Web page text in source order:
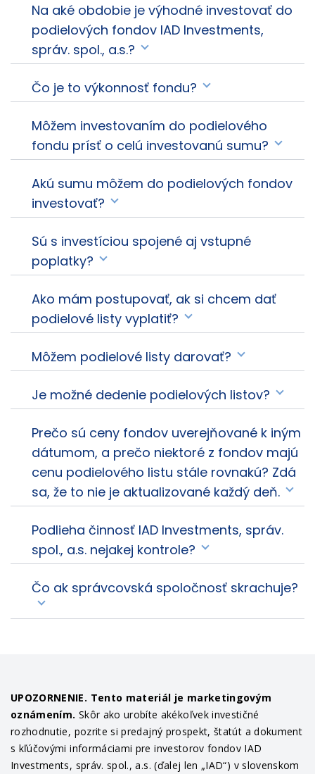
Na aké obdobie je výhodné investovať do
podielových fondov IAD Investments,
správ. spol., a.s.?
Čo je to výkonnosť fondu?
Môžem investovaním do podielového
fondu prísť o celú investovanú sumu?
Akú sumu môžem do podielových fondov
investovať?
Sú s investíciou spojené aj vstupné
poplatky?
Ako mám postupovať, ak si chcem dať
podielové listy vyplatiť?
Môžem podielové listy darovať?
Je možné dedenie podielových listov?
Prečo sú ceny fondov uverejňované k iným
dátumom, a prečo niektoré z fondov majú
cenu podielového listu stále rovnakú? Zdá
sa, že to nie je aktualizované každý deň.
Podlieha činnosť IAD Investments, správ.
spol., a.s. nejakej kontrole?
Čo ak správcovská spoločnosť skrachuje?
UPOZORNENIE. Tento materiál je marketingovým
oznámením. Skôr ako urobíte akékoľvek investičné
rozhodnutie, pozrite si predajný prospekt, štatút a dokument
s kľúčovými informáciami pre investorov fondov IAD
Investments, správ. spol., a.s. (ďalej len „IAD“) v slovenskom